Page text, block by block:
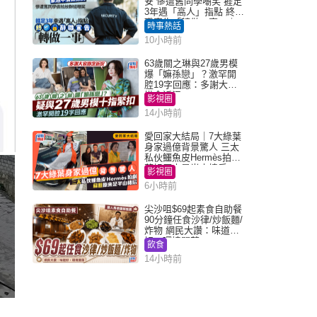
3年遇「高人」指點 終辭
職宣告「轉做一事」｜
Juicy叮
時事熱話
10小時前
63歲關之琳與27歲男模
爆「嫲孫戀」？激罕開
腔19字回應：多謝大家
掛念近況
影視圈
14小時前
愛回家大結局｜7大綠葉
身家過億背景驚人 三太
私伙鱷魚皮Hermès拍劇
蘇姐原來是半山樓后
影視圈
6小時前
尖沙咀$69起素食自助餐
90分鐘任食沙律/炒飯麵/
炸物 網民大讚：味道
好，環境闊落
飲食
14小時前